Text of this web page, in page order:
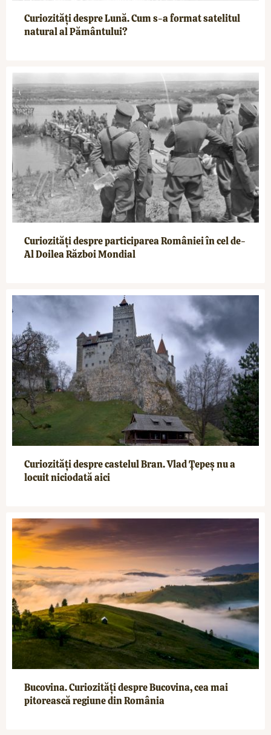
Curiozități despre Lună. Cum s-a format satelitul
natural al Pământului?
Curiozități despre participarea României în cel de-
Al Doilea Război Mondial
Curiozități despre castelul Bran. Vlad Țepeș nu a
locuit niciodată aici
Bucovina. Curiozități despre Bucovina, cea mai
pitorească regiune din România